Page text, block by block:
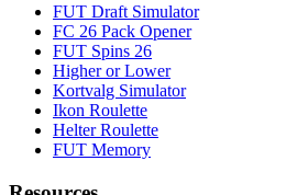
FUT Draft Simulator
FC 26 Pack Opener
FUT Spins 26
Higher or Lower
Kortvalg Simulator
Ikon Roulette
Helter Roulette
FUT Memory